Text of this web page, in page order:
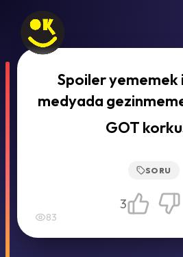
Spoiler yememek
medyada
GOT
SORU
83
3